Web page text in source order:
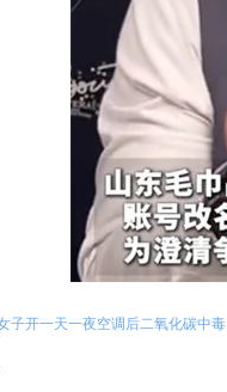
子开一天一夜空调后二氧化碳中毒